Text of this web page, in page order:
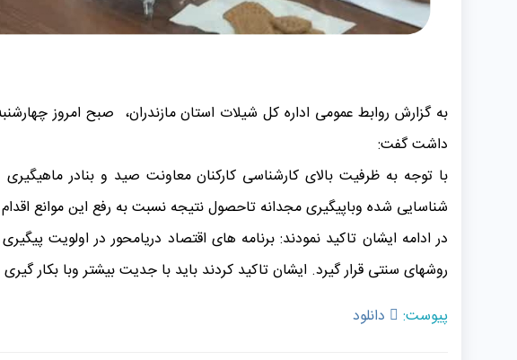
داشت گفت:
با توجه به ظرفیت بالای کارشناسی کارکنان معاونت صید و بنادر
شناسایی شده وباپیگیری مجدانه تاحصول نتیجه نسبت به رفع این موانع
در ادامه ایشان تاکید نمودند: برنامه های اقتصاد دریامحور در اولویت
روشهای سنتی قرار گیرد. ایشان تاکید کردند باید با جدیت بیشتر وبا بکار
پیوست:
دانلود